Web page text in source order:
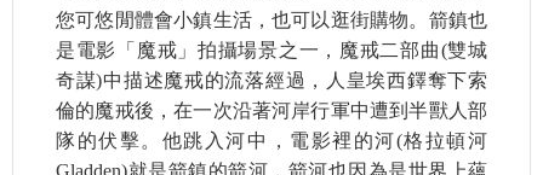
您可悠閒體會小鎮生活，也可以逛街購物。箭鎮也
是電影「魔戒」拍攝場景之一，魔戒二部曲(雙城
奇謀)中描述魔戒的流落經過，人皇埃西鐸奪下索
倫的魔戒後，在一次沿著河岸行軍中遭到半獸人部
隊的伏擊。他跳入河中，電影裡的河(格拉頓河